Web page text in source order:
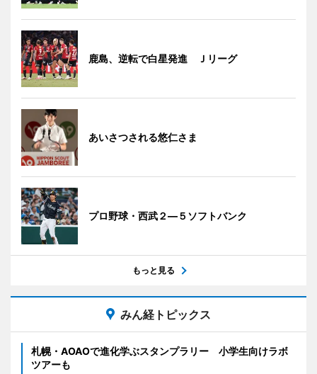
鹿島、逆転で白星発進 Ｊリーグ
あいさつされる悠仁さま
プロ野球・西武２―５ソフトバンク
もっと見る
みん経トピックス
札幌・AOAOで進化学ぶスタンプラリー 小学生向けラボ
ツアーも